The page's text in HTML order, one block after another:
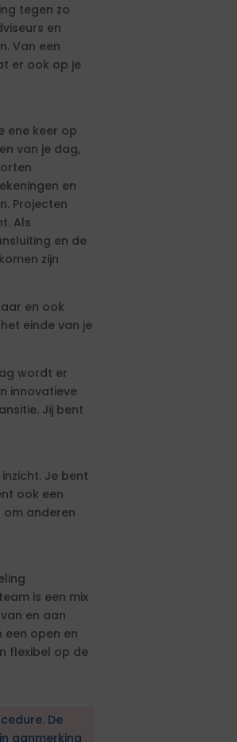
tegen zo
en
Van een
er ook op je
ene keer op
van je dag,
en
Projecten
Als
en de
zijn
en ook
einde van je
wordt er
innovatieve
Jij bent
Je bent
ook een
anderen
is een mix
en aan
open en
flexibel op de
De
aanmerking